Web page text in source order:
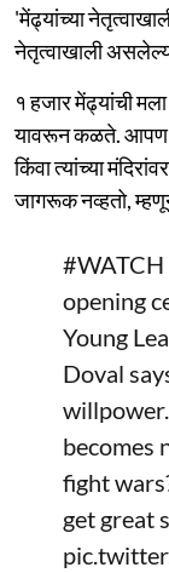
'मेंढ्यांच्या
नेतृत्वाखाली
१ हजार मेंढ्यांची
यावरून कळते. आपण
किंवा त्यांच्या
जागरूक नव्हतो,
#WATCH
opening
Young
Doval
becomes
fight
get great